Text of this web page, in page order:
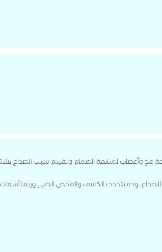
مخ وأعصاب لمتابعة الصمام وتقييم سبب الصداع
وده يتحدد بالكشف والفحص الطبي وربما